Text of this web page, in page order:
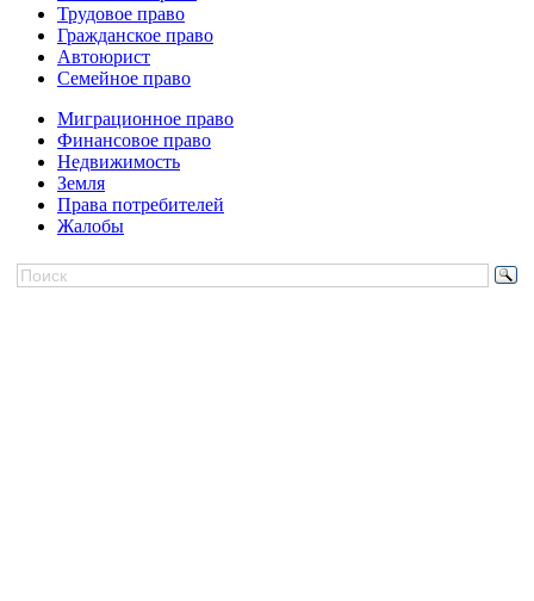
Трудовое право
Гражданское право
Автоюрист
Семейное право
Миграционное право
Финансовое право
Недвижимость
Земля
Права потребителей
Жалобы